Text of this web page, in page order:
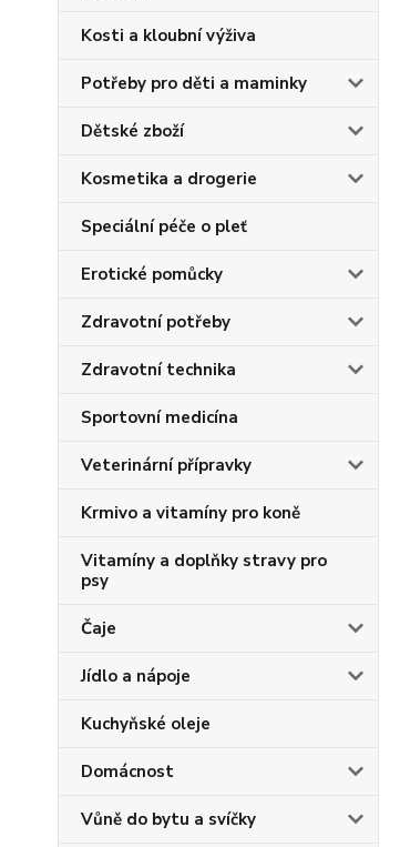
Kosti a kloubní výživa
Potřeby pro děti a maminky
Dětské zboží
Kosmetika a drogerie
Speciální péče o pleť
Erotické pomůcky
Zdravotní potřeby
Zdravotní technika
Sportovní medicína
Veterinární přípravky
Krmivo a vitamíny pro koně
Vitamíny a doplňky stravy pro
psy
Čaje
Jídlo a nápoje
Kuchyňské oleje
Domácnost
Vůně do bytu a svíčky